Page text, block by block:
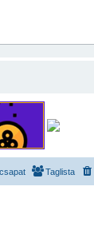
Taglista